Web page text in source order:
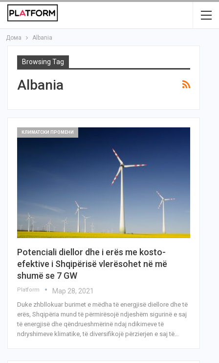
Дома Albania
Browsing Tag
Albania
КЛИМАТСКИ ПРОМЕНИ
Potenciali diellor dhe i erës me kosto-
efektive i Shqipërisë vlerësohet në më
shumë se 7 GW
Platform Мар 28, 2021
Duke zhbllokuar burimet e mëdha të energjisë diellore dhe të
erës, Shqipëria mund të përmirësojë ndjeshëm sigurinë e saj
të energjisë dhe qëndrueshmërinë ndaj ndikimeve të
ndryshimeve klimatike, të diversifikojë përzierjen e saj të…